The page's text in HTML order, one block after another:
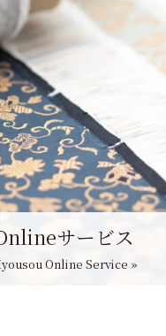
サービス
Online Service »